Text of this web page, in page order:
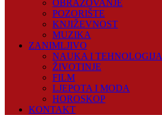
OBRAZOVANJE
POZORIŠTE
KNJIŽEVNOST
MUZIKA
ZANIMLJIVO
NAUKA I TEHNOLOGIJA
ŽIVOTINJE
FILM
LJEPOTA I MODA
HOROSKOP
KONTAKT